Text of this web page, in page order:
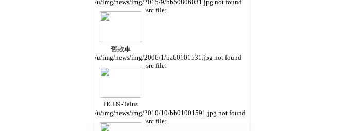
/u/img/news/img/2015/9/bb50806031.jpg not found
舊款車
src file:
/u/img/news/img/2006/1/ba60101531.jpg not found
HCD9-Talus
src file:
/u/img/news/img/2010/10/bb01001591.jpg not found
src file: